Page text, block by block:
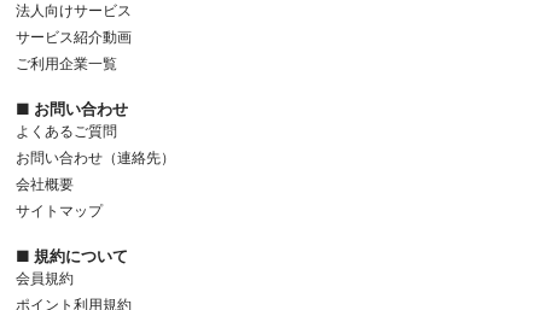
法人向けサービス
サービス紹介動画
ご利用企業一覧
■ お問い合わせ
よくあるご質問
お問い合わせ（連絡先）
会社概要
サイトマップ
■ 規約について
会員規約
ポイント利用規約